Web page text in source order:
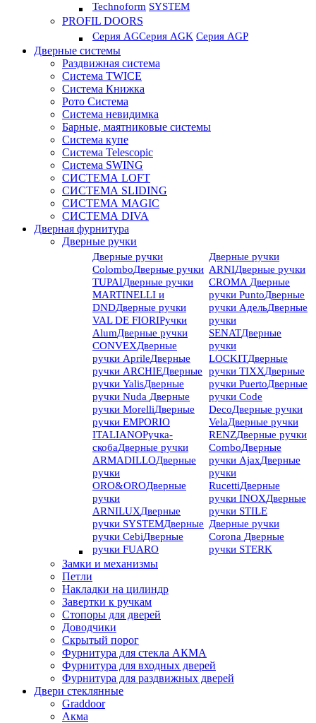
Technoform SYSTEM
PROFIL DOORS
Серия AGСерия AGK Серия AGP
Дверные системы
Раздвижная система
Система TWICE
Система Книжка
Рото Система
Система невидимка
Барные, маятниковые системы
Система купе
Система Telescopic
Система SWING
СИСТЕМА LOFT
СИСТЕМА SLIDING
СИСТЕМА MAGIC
СИСТЕМА DIVA
Дверная фурнитура
Дверные ручки
Дверные ручки
ColomboДверные ручки
TUPAIДверные ручки
MARTINELLI и
DNDДверные ручки
VAL DE FIORIРучки
AlumДверные ручки
CONVEXДверные
ручки AprileДверные
ручки ARCHIEДверные
ручки YalisДверные
ручки Nuda Дверные
ручки MorelliДверные
ручки EMPORIO
ITALIANOРучка-
скобаДверные ручки
ARMADILLOДверные
ручки
ORO&OROДверные
ручки
ARNILUXДверные
ручки SYSTEMДверные
ручки CebiДверные
ручки FUARO
Дверные ручки
ARNIДверные ручки
CROMA Дверные
ручки PuntoДверные
ручки АдельДверные
ручки
SENATДверные
ручки
LOCKITДверные
ручки TIXXДверные
ручки PuertoДверные
ручки Code
DecoДверные ручки
VelaДверные ручки
RENZДверные ручки
ComboДверные
ручки AjaxДверные
ручки
RucettiДверные
ручки INOXДверные
ручки STILE
Дверные ручки
Corona Дверные
ручки STERK
Замки и механизмы
Петли
Накладки на цилиндр
Завертки к ручкам
Стопоры для дверей
Доводчики
Скрытый порог
Фурнитура для стекла АКМА
Фурнитура для входных дверей
Фурнитура для раздвижных дверей
Двери стеклянные
Graddoor
Акма